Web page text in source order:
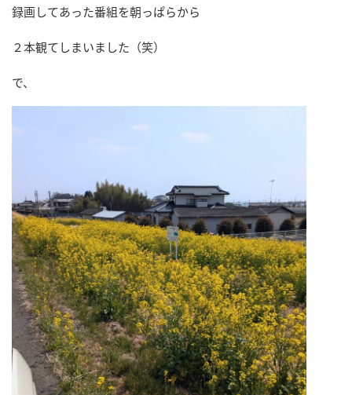
録画してあった番組を朝っぱらから
２本観てしまいました（笑）
で、